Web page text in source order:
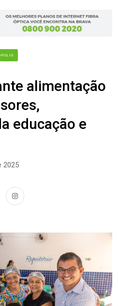
alimentação
educação e
2025